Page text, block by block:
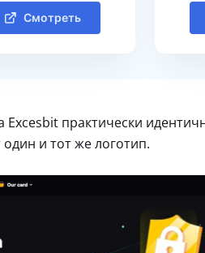
Смотреть
практически
и тот же логотип.